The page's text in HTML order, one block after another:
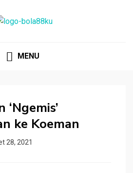
MENU
ke Koeman
28, 2021